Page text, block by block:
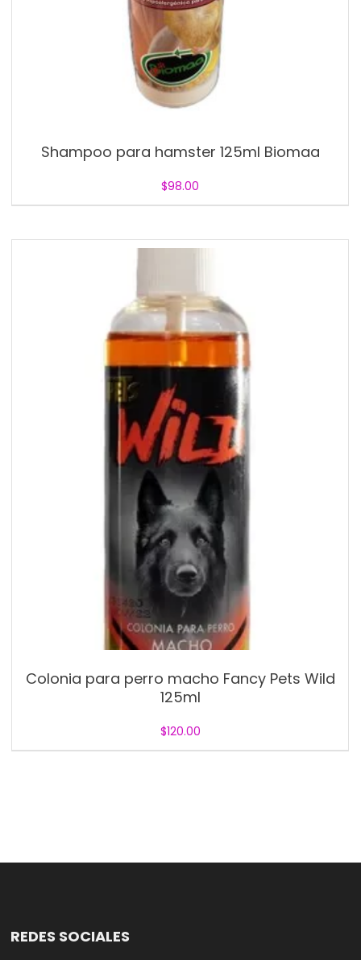
Shampoo para hamster 125ml Biomaa
$98.00
Colonia para perro macho Fancy Pets Wild
125ml
$120.00
REDES SOCIALES